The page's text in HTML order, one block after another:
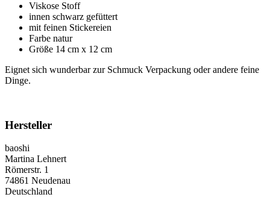
Viskose Stoff
innen schwarz gefüttert
mit feinen Stickereien
Farbe natur
Größe 14 cm x 12 cm
Eignet sich wunderbar zur Schmuck Verpackung oder andere feine
Dinge.
Hersteller
baoshi
Martina Lehnert
Römerstr. 1
74861 Neudenau
Deutschland